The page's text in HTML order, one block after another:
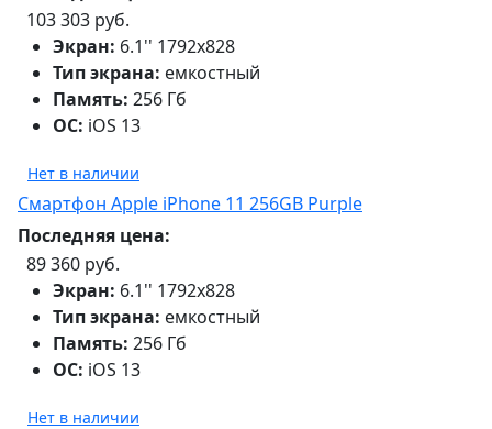
103 303 руб.
Экран: 6.1'' 1792x828
Тип экрана: емкостный
Память: 256 Гб
ОС: iOS 13
Нет в наличии
Смартфон Apple iPhone 11 256GB Purple
Последняя цена:
89 360 руб.
Экран: 6.1'' 1792x828
Тип экрана: емкостный
Память: 256 Гб
ОС: iOS 13
Нет в наличии